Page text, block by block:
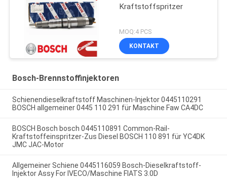
Kraftstoffspritzer
MOQ:4 PCS
KONTAKT
Bosch-Brennstoffinjektoren
Schienendieselkraftstoff Maschinen-Injektor 0445110291
BOSCH allgemeiner 0445 110 291 für Maschine Faw CA4DC
BOSCH Bosch bosch 0445110891 Common-Rail-
Kraftstoffeinspritzer-Zus Diesel BOSCH 110 891 für YC4DK
JMC JAC-Motor
Allgemeiner Schiene 0445116059 Bosch-Dieselkraftstoff-
Injektor Assy For IVECO/Maschine FIATS 3.0D